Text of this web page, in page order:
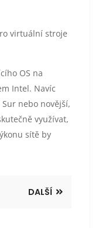
virtuální stroje
OS na
Intel. Navíc
nebo novější,
využívat,
sítě by
DALŠÍ